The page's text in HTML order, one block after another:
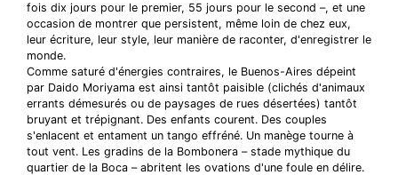
fois dix jours pour le premier, 55 jours pour le second –, et une
occasion de montrer que persistent, même loin de chez eux,
leur écriture, leur style, leur manière de raconter, d'enregistrer le
monde.
Comme saturé d'énergies contraires, le Buenos-Aires dépeint
par Daido Moriyama est ainsi tantôt paisible (clichés d'animaux
errants démesurés ou de paysages de rues désertées) tantôt
bruyant et trépignant. Des enfants courent. Des couples
s'enlacent et entament un tango effréné. Un manège tourne à
tout vent. Les gradins de la Bombonera – stade mythique du
quartier de la Boca – abritent les ovations d'une foule en délire.